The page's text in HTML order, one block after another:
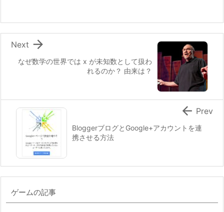
なぜ数学の世界では x が未知数として扱わ
れるのか？ 由来は？

Next
BloggerブログとGoogle+アカウントを連
携させる方法
 Prev
ゲームの記事